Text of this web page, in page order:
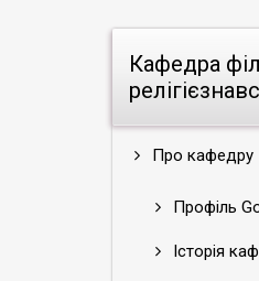
Кафедра
Про кафедру
Профіль
Історія